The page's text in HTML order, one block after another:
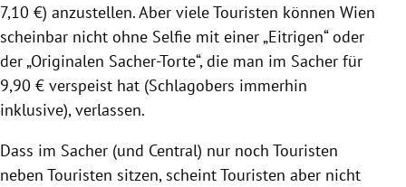
7,10 €) anzustellen. Aber viele Touristen können Wien
scheinbar nicht ohne Selfie mit einer „Eitrigen“ oder
der „Originalen Sacher-Torte“, die man im Sacher für
9,90 € verspeist hat (Schlagobers immerhin
inklusive), verlassen.
Dass im Sacher (und Central) nur noch Touristen
neben Touristen sitzen, scheint Touristen aber nicht